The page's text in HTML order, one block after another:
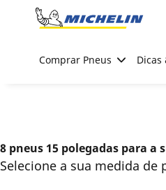
Go to page content
Comprar Pneus Dicas
8 pneus 15 polegadas para a
Selecione a sua medida de